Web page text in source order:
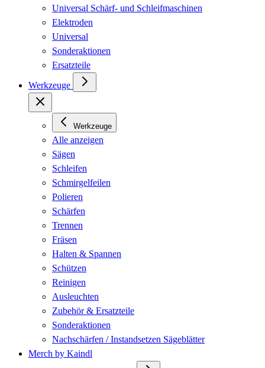
Universal Schärf- und Schleifmaschinen
Elektroden
Universal
Sonderaktionen
Ersatzteile
Werkzeuge
Werkzeuge
Alle anzeigen
Sägen
Schleifen
Schmirgelfeilen
Polieren
Schärfen
Trennen
Fräsen
Halten & Spannen
Schützen
Reinigen
Ausleuchten
Zubehör & Ersatzteile
Sonderaktionen
Nachschärfen / Instandsetzen Sägeblätter
Merch by Kaindl